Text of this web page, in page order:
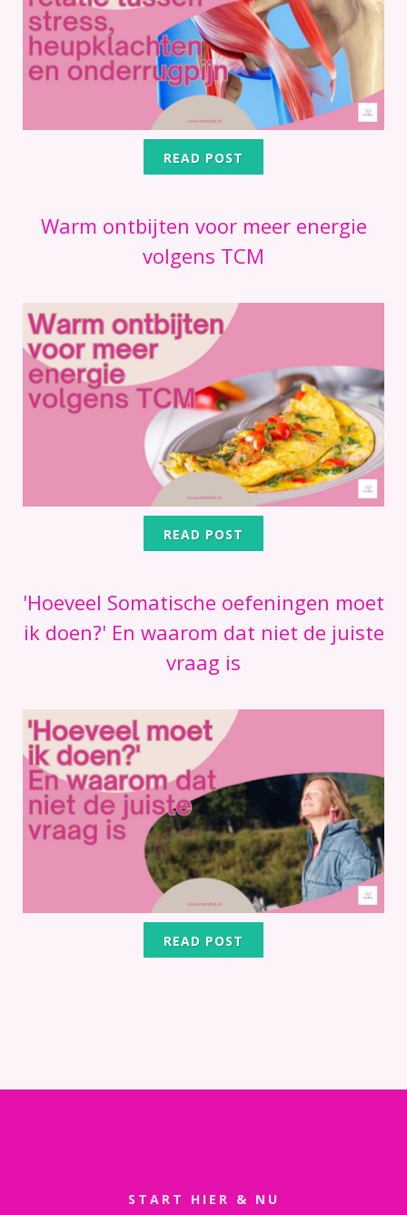
Warm ontbijten voor meer energie
volgens TCM
'Hoeveel Somatische oefeningen moet
ik doen?' En waarom dat niet de juiste
vraag is
READ POST
READ POST
READ POST
START HIER & NU